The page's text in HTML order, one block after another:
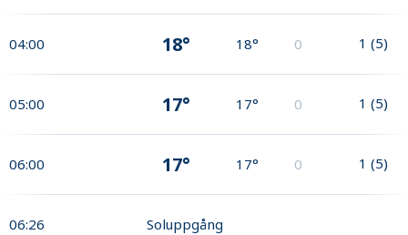
04:00 18° 18° 0 1 (5)
05:00 17° 17° 0 1 (5)
06:00 17° 17° 0 1 (5)
06:26 Soluppgång